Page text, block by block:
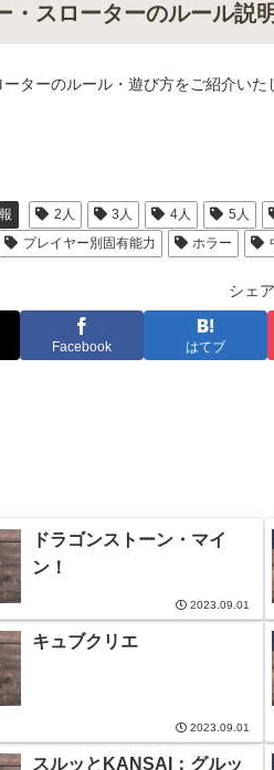
・スローターのルール説明
ターのルール・遊び方をご紹介いた
2人 3人 4人 5人
プレイヤー別固有能力 ホラー
シェ
Facebook はてブ
ドラゴンストーン・マイ
ン！
2023.09.01
キュブクリエ
2023.09.01
スルッとKANSAI：グルッ